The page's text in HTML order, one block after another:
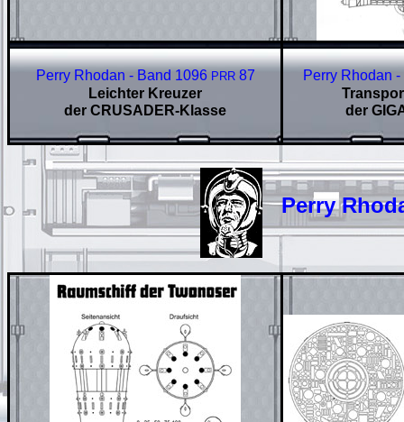
Perry Rhodan - Band 1096 PRR87
Leichter Kreuzer
der CRUSADER-Klasse
Perry Rhodan
der
Perry